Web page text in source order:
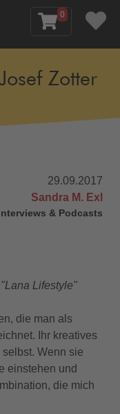
0
Zotter
29.09.2017
Sandra M. Exl
& Podcasts
Lifestyle"
die man als
Ihr kreatives
Wenn sie
einstehen und
die mich